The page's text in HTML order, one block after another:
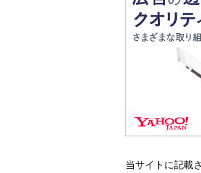
当サイトに記載